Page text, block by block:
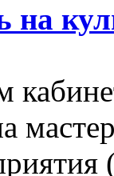
на